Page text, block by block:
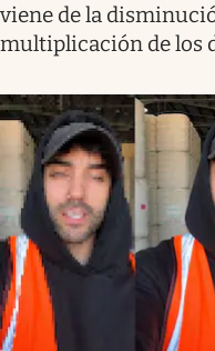
viene de la
multiplicación de los